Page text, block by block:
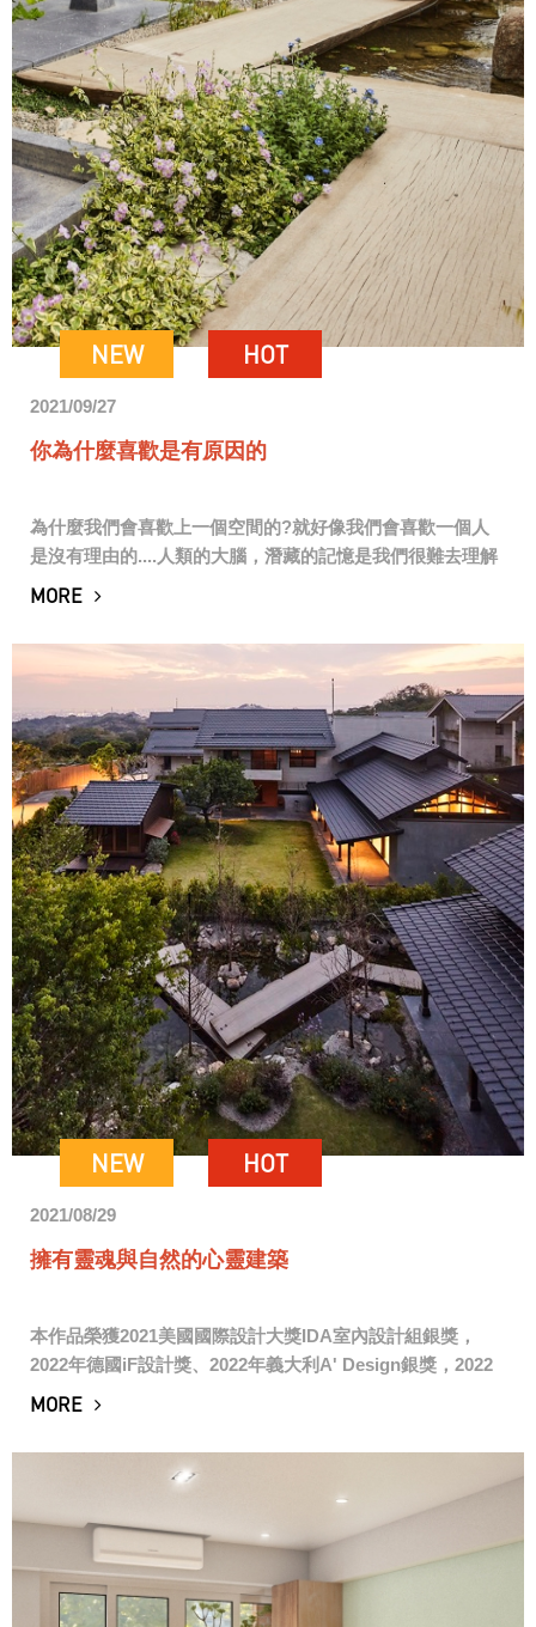
NEW HOT
2021/09/27
你為什麼喜歡是有原因的
為什麼我們會喜歡上一個空間的?就好像我們會喜歡一個人
是沒有理由的....人類的大腦，潛藏的記憶是我們很難去理解
的，有的時候我們會對一個空間莫名的熟悉，有的時候會我
MORE
NEW HOT
2021/08/29
擁有靈魂與自然的心靈建築
本作品榮獲2021美國國際設計大獎IDA室內設計組銀獎，
2022年德國iF設計獎、2022年義大利A' Design銀獎，2022
日本GOOD Design大獎、2023全球華人室內金創獎金獎，
MORE